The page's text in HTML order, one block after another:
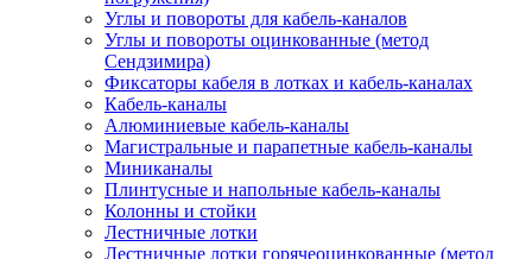
Углы и повороты для кабель-каналов
Углы и повороты оцинкованные (метод
Сендзимира)
Фиксаторы кабеля в лотках и кабель-каналах
Кабель-каналы
Алюминиевые кабель-каналы
Магистральные и парапетные кабель-каналы
Миниканалы
Плинтусные и напольные кабель-каналы
Колонны и стойки
Лестничные лотки
Лестничные лотки горячеоцинкованные (метод